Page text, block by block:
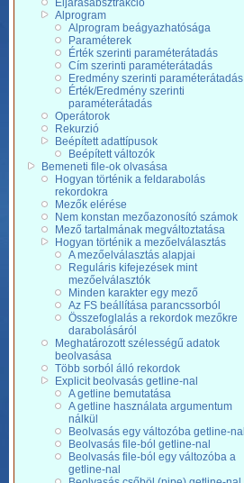
Eljárásabsztrakció
Alprogram
Alprogram beágyazhatósága
Paraméterek
Érték szerinti paraméterátadás
Cím szerinti paraméterátadás
Eredmény szerinti paraméterátadás
Érték/Eredmény szerinti
paraméterátadás
Operátorok
Rekurzió
Beépített adattípusok
Beépített változók
Bemeneti file-ok olvasása
Hogyan történik a feldarabolás
rekordokra
Mezők elérése
Nem konstan mezőazonosító számok
Mező tartalmának megváltoztatása
Hogyan történik a mezőelválasztás
A mezőelválasztás alapjai
Reguláris kifejezések mint
mezőelválasztók
Minden karakter egy mező
Az FS beállítása parancssorból
Összefoglalás a rekordok mezőkre
darabolásáról
Meghatározott szélességű adatok
beolvasása
Több sorból álló rekordok
Explicit beolvasás getline-nal
A getline bemutatása
A getline használata argumentum
nálkül
Beolvasás egy változóba getline-nal
Beolvasás file-ból getline-nal
Beolvasás file-ból egy változóba a
getline-nal